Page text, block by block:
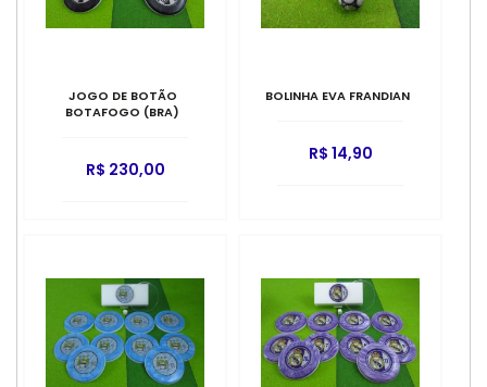
JOGO DE BOTÃO
BOTAFOGO (BRA)
R$ 230,00
BOLINHA EVA FRANDIAN
R$ 14,90